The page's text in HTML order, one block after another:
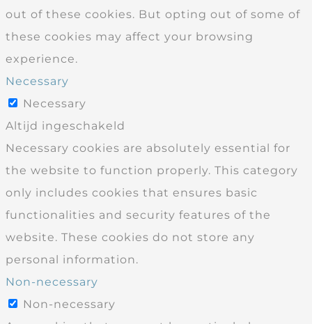
out of these cookies. But opting out of some of
these cookies may affect your browsing
experience.
Necessary
Necessary
Altijd ingeschakeld
Necessary cookies are absolutely essential for
the website to function properly. This category
only includes cookies that ensures basic
functionalities and security features of the
website. These cookies do not store any
personal information.
Non-necessary
Non-necessary